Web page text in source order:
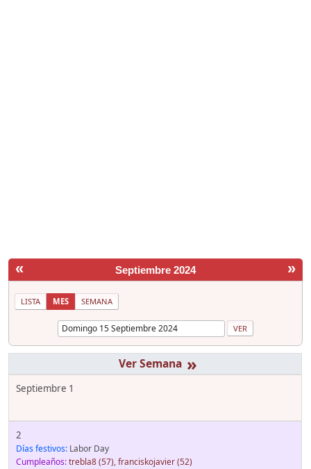
« »
Septiembre 2024
LISTA MES SEMANA
»
Septiembre 1
2
Días festivos: Labor Day
Cumpleaños:trebla8(57),franciskojavier(52)